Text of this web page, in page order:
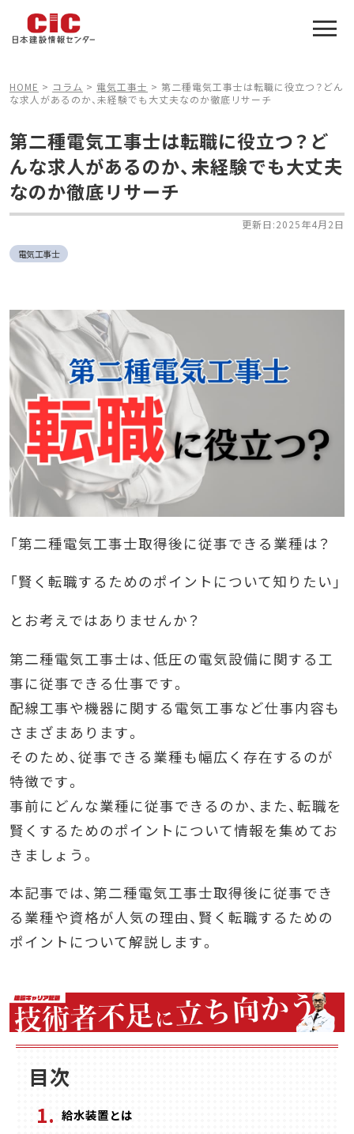
HOME > コラム > 電気工事士 > 第二種電気工事士は転職に役立つ？どん
な求人があるのか、未経験でも大丈夫なのか徹底リサーチ
第二種電気工事士は転職に役立つ？ど
んな求人があるのか、未経験でも大丈夫
なのか徹底リサーチ
更新日:2025年4月2日
電気工事士
「第二種電気工事士取得後に従事できる業種は？
「賢く転職するためのポイントについて知りたい」
とお考えではありませんか？
第二種電気工事士は、低圧の電気設備に関する工
事に従事できる仕事です。
配線工事や機器に関する電気工事など仕事内容も
さまざまあります。
そのため、従事できる業種も幅広く存在するのが
特徴です。
事前にどんな業種に従事できるのか、また、転職を
賢くするためのポイントについて情報を集めてお
きましょう。
本記事では、第二種電気工事士取得後に従事でき
る業種や資格が人気の理由、賢く転職するための
ポイントについて解説します。
目次
給水装置とは